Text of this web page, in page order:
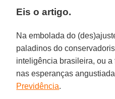
Eis o artigo.
Na embolada do
paladinos do
inteligência brasileira, ou
nas esperanças
Previdência.